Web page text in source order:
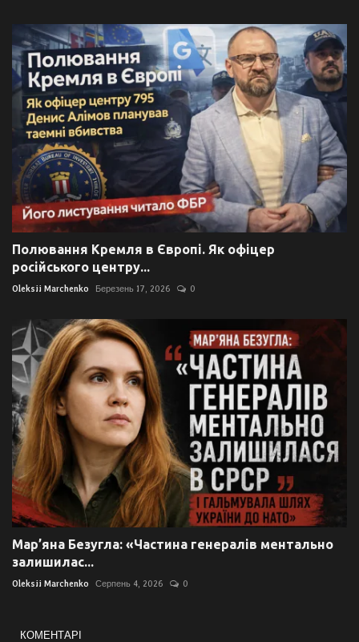
Полювання Кремля в Європі. Як офіцер
російського центру...
Oleksii Marchenko Березень 17, 2026 0
Мар’яна Безугла: «Частина генералів ментально
залишилас...
Oleksii Marchenko Серпень 4, 2026 0
КОМЕНТАРІ